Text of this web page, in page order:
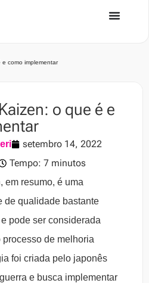
como implementar
o que é e
setembro 14, 2022
Tempo: 7 minutos
em resumo, é uma
de qualidade bastante
pode ser considerada
de melhoria
foi criada pelo japonês
e busca implementar